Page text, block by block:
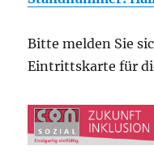
Bitte melden Sie
Eintrittskarte für